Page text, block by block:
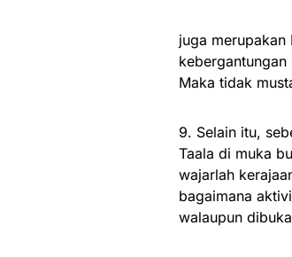
juga merupakan
kebergantungan
Maka tidak
9. Selain itu,
Taala di muka
wajarlah
bagaimana
walaupun